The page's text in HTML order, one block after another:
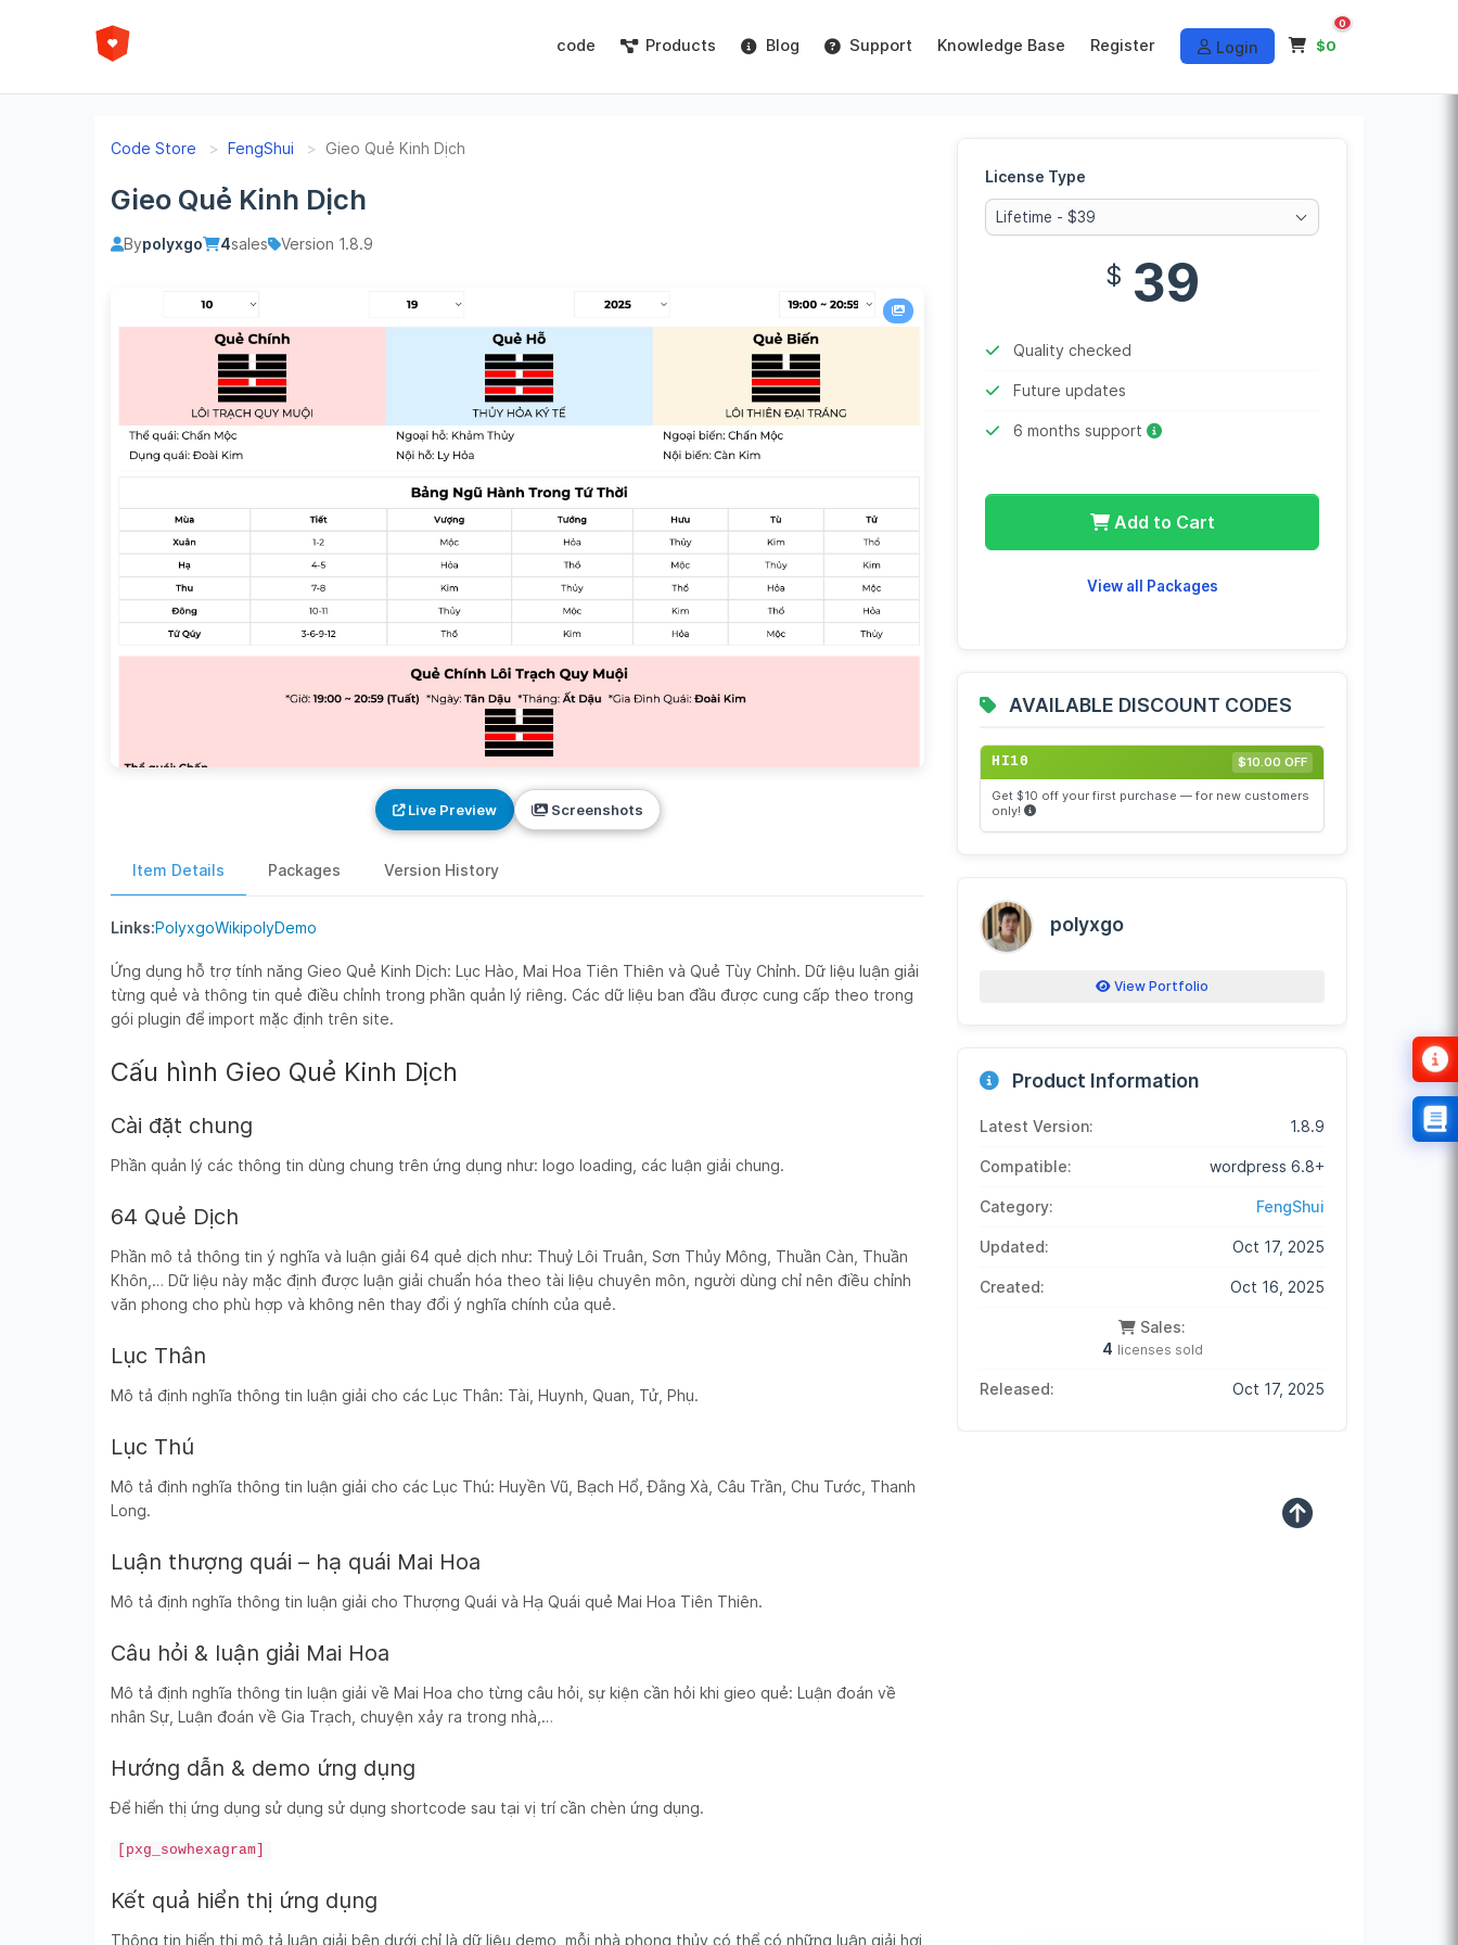
code Products Blog Support Knowledge Base Register Login
0
$0
Code Store FengShui Gieo Quẻ Kinh Dịch
Gieo Quẻ Kinh Dịch
Bypolyxgo 4sales Version 1.8.9
Live Preview Screenshots
Item Details Packages Version History
Links:PolyxgoWikipolyDemo
Ứng dụng hỗ trợ tính năng Gieo Quẻ Kinh Dịch: Lục Hào, Mai Hoa Tiên Thiên và Quẻ Tùy Chỉnh. Dữ liệu luận giải
từng quẻ và thông tin quẻ điều chỉnh trong phần quản lý riêng. Các dữ liệu ban đầu được cung cấp theo trong
gói plugin để import mặc định trên site.
Cấu hình Gieo Quẻ Kinh Dịch
Cài đặt chung
Phần quản lý các thông tin dùng chung trên ứng dụng như: logo loading, các luận giải chung.
64 Quẻ Dịch
Phần mô tả thông tin ý nghĩa và luận giải 64 quẻ dịch như: Thuỷ Lôi Truân, Sơn Thủy Mông, Thuần Càn, Thuần
Khôn,… Dữ liệu này mặc định được luận giải chuẩn hóa theo tài liệu chuyên môn, người dùng chỉ nên điều chỉnh
văn phong cho phù hợp và không nên thay đổi ý nghĩa chính của quẻ.
Lục Thân
Mô tả định nghĩa thông tin luận giải cho các Lục Thân: Tài, Huynh, Quan, Tử, Phụ.
Lục Thú
Mô tả định nghĩa thông tin luận giải cho các Lục Thú: Huyền Vũ, Bạch Hổ, Đằng Xà, Câu Trần, Chu Tước, Thanh
Long.
Luận thượng quái – hạ quái Mai Hoa
Mô tả định nghĩa thông tin luận giải cho Thượng Quái và Hạ Quái quẻ Mai Hoa Tiên Thiên.
Câu hỏi & luận giải Mai Hoa
Mô tả định nghĩa thông tin luận giải về Mai Hoa cho từng câu hỏi, sự kiện cần hỏi khi gieo quẻ: Luận đoán về
nhân Sự, Luận đoán về Gia Trạch, chuyện xảy ra trong nhà,…
Hướng dẫn & demo ứng dụng
Để hiển thị ứng dụng sử dụng sử dụng shortcode sau tại vị trí cần chèn ứng dụng.
[pxg_sowhexagram]
Kết quả hiển thị ứng dụng
Thông tin hiển thị mô tả luận giải bên dưới chỉ là dữ liệu demo, mỗi nhà phong thủy có thể có những luận giải hơi
License Type
Lifetime - $39
$ 39
Quality checked
Future updates
6 months support
Add to Cart
View all Packages
AVAILABLE DISCOUNT CODES
HI10 $10.00 OFF
Get $10 off your first purchase — for new customers
only!
polyxgo
View Portfolio
Product Information
Latest Version: 1.8.9
Compatible: wordpress 6.8+
Category: FengShui
Updated: Oct 17, 2025
Created: Oct 16, 2025
Sales:
4 licenses sold
Released: Oct 17, 2025